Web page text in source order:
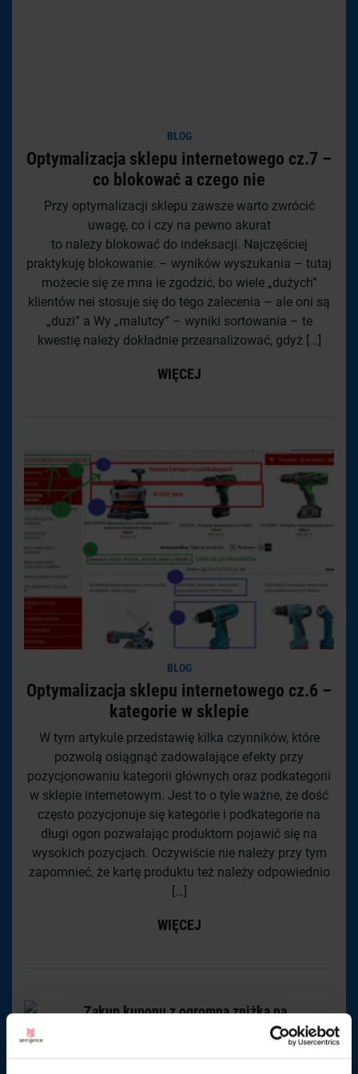
BLOG
Optymalizacja sklepu internetowego cz.7 –
co blokować a czego nie
Przy optymalizacji sklepu zawsze warto zwrócić
uwagę, co i czy na pewno akurat
to należy blokować do indeksacji. Najczęściej
praktykuję blokowanie: – wyników wyszukania – tutaj
możecie się ze mna ie zgodzić, bo wiele „dużych”
klientów nei stosuje się do tego zalecenia – ale oni są
„duzi” a Wy „malutcy” – wyniki sortowania – te
kwestię należy dokładnie przeanalizować, gdyż […]
WIĘCEJ
BLOG
Optymalizacja sklepu internetowego cz.6 –
kategorie w sklepie
W tym artykule przedstawię kilka czynników, które
pozwolą osiągnąć zadowalające efekty przy
pozycjonowaniu kategorii głównych oraz podkategorii
w sklepie internetowym. Jest to o tyle ważne, że dość
często pozycjonuje się kategorie i podkategorie na
długi ogon pozwalając produktom pojawić się na
wysokich pozycjach. Oczywiście nie należy przy tym
zapomnieć, że kartę produktu też należy odpowiednio
[…]
WIĘCEJ